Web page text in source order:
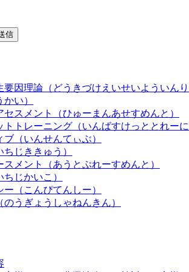
要因理論（どうきづけえいせいよういんり
い）
セスメント（ひゅーまんあせすめんと）
トトレーニング（いんばすけっととれーに
（いんせんてぃぶ）
じききゅう）
スメント（あうとぷれーすめんと）
じかいこ）
ー（こんぴてんしー）
のうぎょうしゃねんきん）